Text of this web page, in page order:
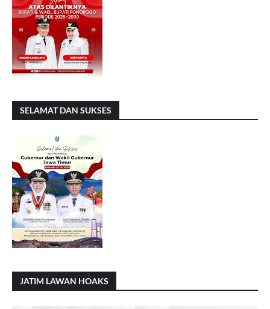
SELAMAT DAN SUKSES
JATIM LAWAN HOAKS